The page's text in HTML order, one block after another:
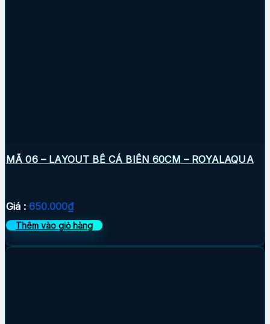
MÃ 06 – LAYOUT BỂ CÁ BIỂN 60CM – ROYALAQUA
Giá : 650.000₫
Thêm vào giỏ hàng